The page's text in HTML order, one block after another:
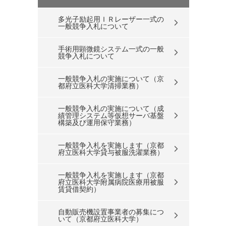
多光子励起用ＩＲレーザー一式の
一般競争入札について
手術用顕微鏡システム一式の一般
競争入札について
一般競争入札の実施について（京
都府立医科大学清掃業務）
一般競争入札の実施について（成
績管理システム等仮想サーバ基盤
構築及び運用保守業務）
一般競争入札を実施します（京都
府立医科大学貸与被服洗濯業務）
一般競争入札を実施します（京都
府立医科大学附属病院医療用被服
賃貸借契約）
自動販売機設置事業者の募集につ
いて（京都府立医科大学）